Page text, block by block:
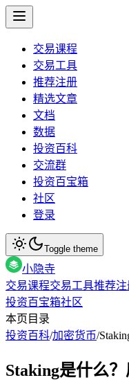
交易课程
交易工具
推荐注册
精选文章
文档
数据
投资百科
交流群
投资百宝箱
社区
登录
Toggle theme
小隐寺
交易课程交易工具推荐注
投资百宝箱社区
本页目录
投资百科/加密货币/
Staking是什么